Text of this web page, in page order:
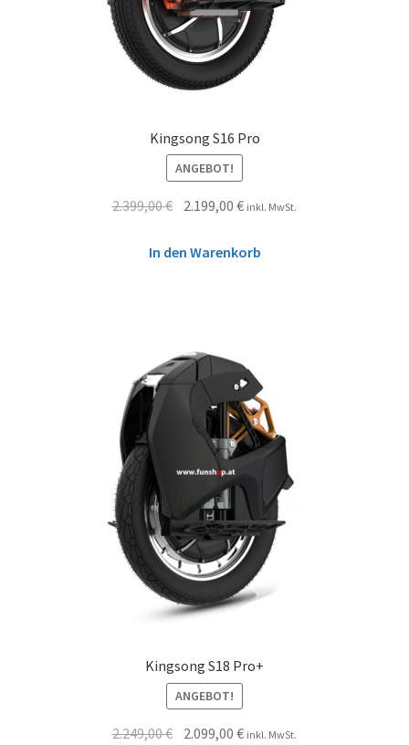
Kingsong S16 Pro
ANGEBOT!
2.399,00€ 2.199,00€ inkl. MwSt.
In den Warenkorb
Kingsong S18 Pro+
ANGEBOT!
2.249,00€ 2.099,00€ inkl. MwSt.